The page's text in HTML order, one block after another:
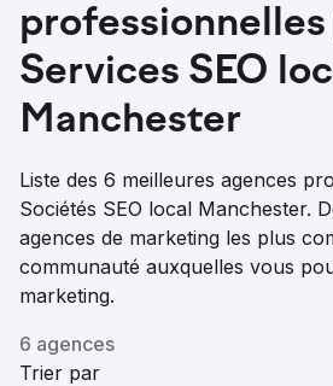
professionnelles
Services SEO
Manchester
Liste des 6 meilleures agences
Sociétés SEO local Manchester.
agences de marketing les plus
communauté auxquelles vous
marketing.
6 agences
Trier par